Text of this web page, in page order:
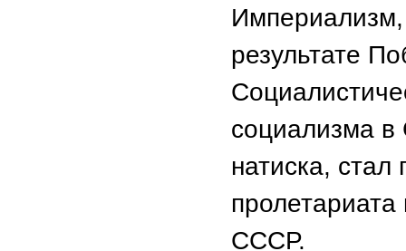
Империализм,
результате
социализма
натиска, стал
СССР.